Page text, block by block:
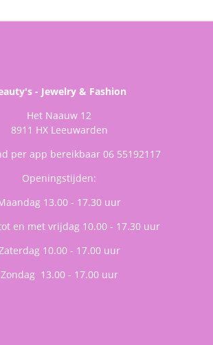
- Jewelry & Fashion
Het Naauw 12
8911 HX Leeuwarden
per app bereikbaar 06 55192117
Openingstijden:
13.00 - 17.30 uur
en met vrijdag 10.00 - 17.30 uur
10.00 - 17.00 uur
Zondag 13.00 - 17.00 uur